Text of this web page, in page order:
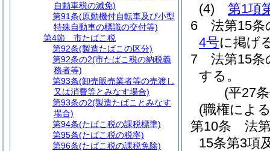
(4)
第1項
6
法第15
4号に掲げ
7
法第15条
する。
(平27
(職権によ
第10条
法
15条第3項
自動車税の減免)
第91条(原動機付自転車及び小型
特殊自動車の標識の交付等)
第4節
市たばこ税
第92条(製造たばこの区分)
第92条の2(市たばこ税の納税義
務者等)
第93条(卸売販売業者等の売渡し
又は消費等とみなす場合)
第93条の2(製造たばことみなす
場合)
第94条(たばこ税の課税標準)
第95条(たばこ税の税率)
第96条(たばこ税の課税免除)